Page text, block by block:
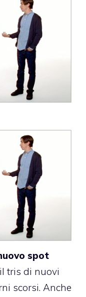
spot
tris di nuovi
scorsi. Anche